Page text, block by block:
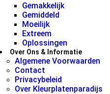
Gemakkelijk
Gemiddeld
Moeilijk
Extreem
Oplossingen
Over Ons & Informatie
Algemene Voorwaarden
Contact
Privacybeleid
Over Kleurplatenparadijs